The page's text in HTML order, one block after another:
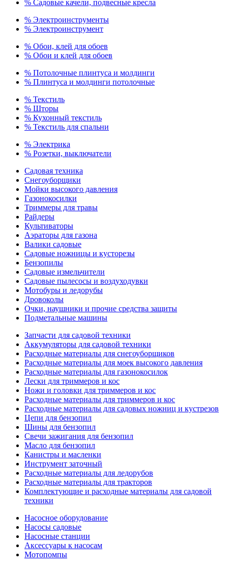
% Садовые качели, подвесные кресла
% Электроинструменты
% Электроинструмент
% Обои, клей для обоев
% Обои и клей для обоев
% Потолочные плинтуса и молдинги
% Плинтуса и молдинги потолочные
% Текстиль
% Шторы
% Кухонный текстиль
% Текстиль для спальни
% Электрика
% Розетки, выключатели
Садовая техника
Снегоуборщики
Мойки высокого давления
Газонокосилки
Триммеры для травы
Райдеры
Культиваторы
Аэраторы для газона
Валики садовые
Садовые ножницы и кусторезы
Бензопилы
Садовые измельчители
Садовые пылесосы и воздуходувки
Мотобуры и ледорубы
Дровоколы
Очки, наушники и прочие средства защиты
Подметальные машины
Запчасти для садовой техники
Аккумуляторы для садовой техники
Расходные материалы для снегоуборщиков
Расходные материалы для моек высокого давления
Расходные материалы для газонокосилок
Лески для триммеров и кос
Ножи и головки для триммеров и кос
Расходные материалы для триммеров и кос
Расходные материалы для садовых ножниц и кустрезов
Цепи для бензопил
Шины для бензопил
Свечи зажигания для бензопил
Масло для бензопил
Канистры и масленки
Инструмент заточный
Расходные материалы для ледорубов
Расходные материалы для тракторов
Комплектующие и расходные материалы для садовой
техники
Насосное оборудование
Насосы садовые
Насосные станции
Аксессуары к насосам
Мотопомпы